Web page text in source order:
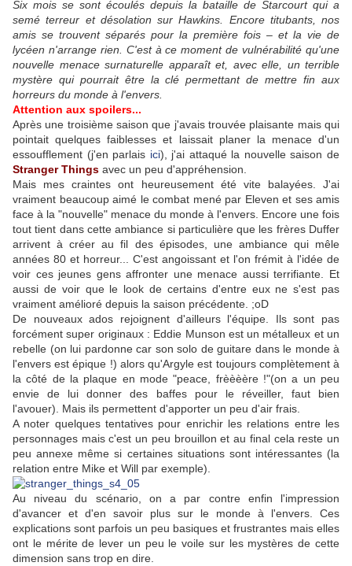
Six mois se sont écoulés depuis la bataille de Starcourt qui a
semé terreur et désolation sur Hawkins. Encore titubants, nos
amis se trouvent séparés pour la première fois – et la vie de
lycéen n'arrange rien. C'est à ce moment de vulnérabilité qu'une
nouvelle menace surnaturelle apparaît et, avec elle, un terrible
mystère qui pourrait être la clé permettant de mettre fin aux
horreurs du monde à l'envers.
Attention aux spoilers...
Après une troisième saison que j'avais trouvée plaisante mais qui
pointait quelques faiblesses et laissait planer la menace d'un
essoufflement (j'en parlais ici), j'ai attaqué la nouvelle saison de
Stranger Things avec un peu d'appréhension.
Mais mes craintes ont heureusement été vite balayées. J'ai
vraiment beaucoup aimé le combat mené par Eleven et ses amis
face à la "nouvelle" menace du monde à l'envers. Encore une fois
tout tient dans cette ambiance si particulière que les frères Duffer
arrivent à créer au fil des épisodes, une ambiance qui mêle
années 80 et horreur... C'est angoissant et l'on frémit à l'idée de
voir ces jeunes gens affronter une menace aussi terrifiante. Et
aussi de voir que le look de certains d'entre eux ne s'est pas
vraiment amélioré depuis la saison précédente. ;oD
De nouveaux ados rejoignent d'ailleurs l'équipe. Ils sont pas
forcément super originaux : Eddie Munson est un métalleux et un
rebelle (on lui pardonne car son solo de guitare dans le monde à
l'envers est épique !) alors qu'Argyle est toujours complètement à
la côté de la plaque en mode "peace, frèèèère !"(on a un peu
envie de lui donner des baffes pour le réveiller, faut bien
l'avouer). Mais ils permettent d'apporter un peu d'air frais.
A noter quelques tentatives pour enrichir les relations entre les
personnages mais c'est un peu brouillon et au final cela reste un
peu annexe même si certaines situations sont intéressantes (la
relation entre Mike et Will par exemple).
Au niveau du scénario, on a par contre enfin l'impression
d'avancer et d'en savoir plus sur le monde à l'envers. Ces
explications sont parfois un peu basiques et frustrantes mais elles
ont le mérite de lever un peu le voile sur les mystères de cette
dimension sans trop en dire.